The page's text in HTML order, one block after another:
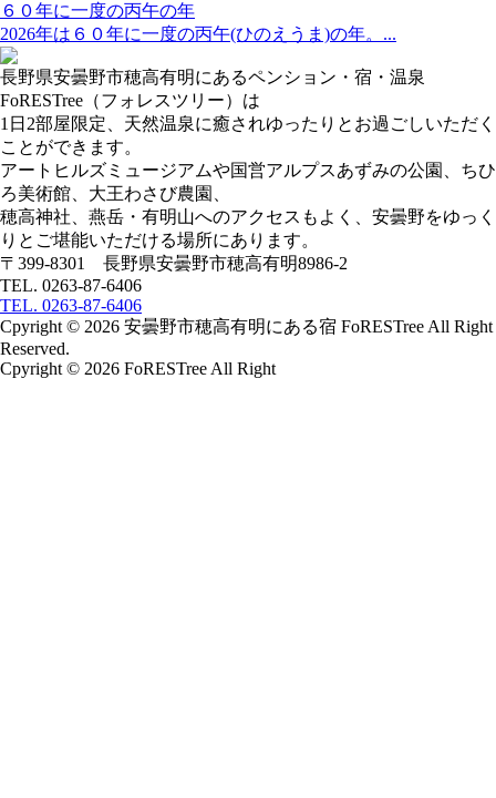
６０年に一度の丙午の年
2026年は６０年に一度の丙午(ひのえうま)の年。...
長野県安曇野市穂高有明にあるペンション・宿・温泉
FoRESTree（フォレスツリー）は
1日2部屋限定、天然温泉に癒されゆったりとお過ごしいただく
ことができます。
アートヒルズミュージアムや国営アルプスあずみの公園、ちひ
ろ美術館、大王わさび農園、
穂高神社、燕岳・有明山へのアクセスもよく、安曇野をゆっく
りとご堪能いただける場所にあります。
〒399-8301 長野県安曇野市穂高有明8986-2
TEL. 0263-87-6406
TEL. 0263-87-6406
Cpyright © 2026 安曇野市穂高有明にある宿 FoRESTree All Right
Reserved.
Cpyright © 2026 FoRESTree All Right